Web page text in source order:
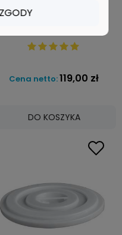
Pokrywa do pojemnika o
Cena netto:119,00 zł
DO KOSZYKA